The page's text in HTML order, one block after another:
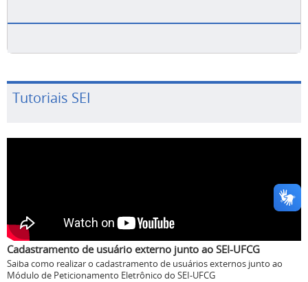
Tutoriais SEI
Cadastramento de usuário externo junto ao SEI-UFCG
Saiba como realizar o cadastramento de usuários externos junto ao
Módulo de Peticionamento Eletrônico do SEI-UFCG